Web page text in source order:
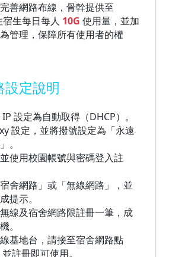
善網路布線，骨幹提供至
宿生每日每人 10G 使用量，並加
管理，保障所有使用者的權
定說明
設定為自動取得（DHCP）。
設定，並將撥號設定為「永遠
。
使用校園帳號與密碼登入註
舍網路」或「無線網路」，並
提示。
線及宿舍網路限註冊一筆，成
。
基地台，請接至宿舍網路點
並註冊即可使用。